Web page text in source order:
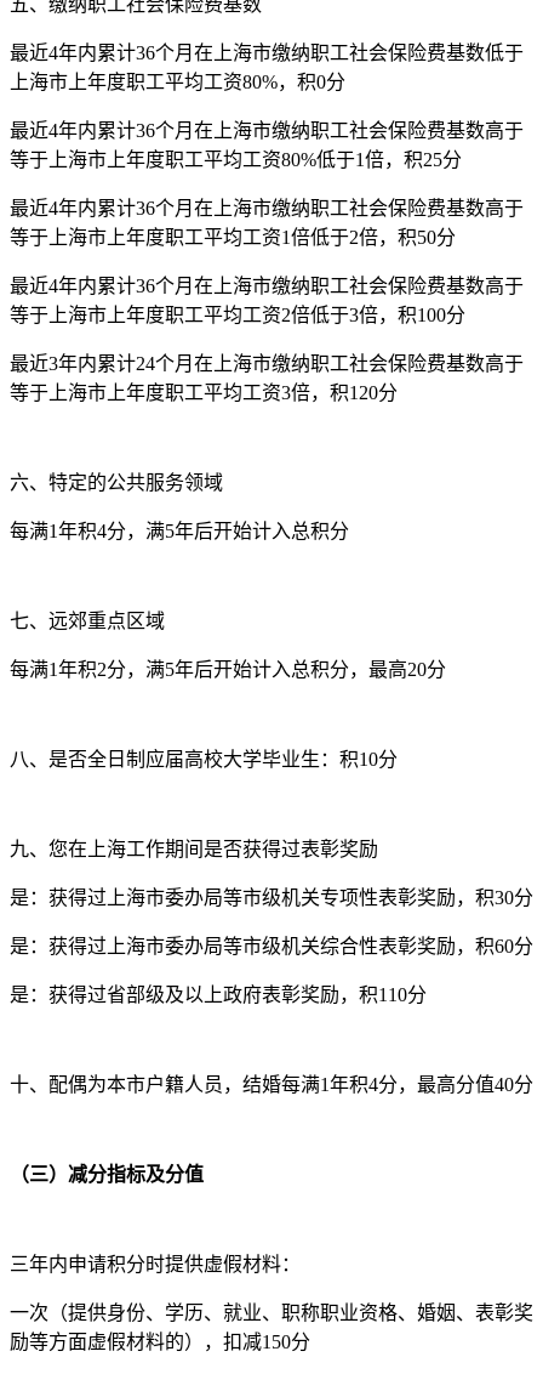
最近4年内累计36个月在上海市缴纳职工社会保险费基数低于
上海市上年度职工平均工资80%，积0分
最近4年内累计36个月在上海市缴纳职工社会保险费基数高于
等于上海市上年度职工平均工资80%低于1倍，积25分
最近4年内累计36个月在上海市缴纳职工社会保险费基数高于
等于上海市上年度职工平均工资1倍低于2倍，积50分
最近4年内累计36个月在上海市缴纳职工社会保险费基数高于
等于上海市上年度职工平均工资2倍低于3倍，积100分
最近3年内累计24个月在上海市缴纳职工社会保险费基数高于
等于上海市上年度职工平均工资3倍，积120分
六、特定的公共服务领域
每满1年积4分，满5年后开始计入总积分
七、远郊重点区域
每满1年积2分，满5年后开始计入总积分，最高20分
八、是否全日制应届高校大学毕业生：积10分
九、您在上海工作期间是否获得过表彰奖励
是：获得过上海市委办局等市级机关专项性表彰奖励，积30分
是：获得过上海市委办局等市级机关综合性表彰奖励，积60分
是：获得过省部级及以上政府表彰奖励，积110分
十、配偶为本市户籍人员，结婚每满1年积4分，最高分值40分
（三）减分指标及分值
三年内申请积分时提供虚假材料：
一次（提供身份、学历、就业、职称职业资格、婚姻、表彰奖
励等方面虚假材料的），扣减150分